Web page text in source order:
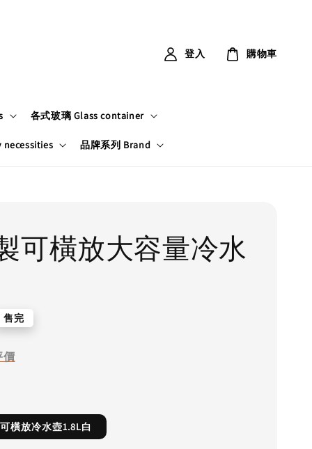
各式玻璃 Glass container
necessities 品牌系列 Brand
登入 購物車
可橫放大容量冷水
售完
價
橫放冷水壺1.8L白